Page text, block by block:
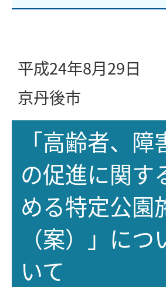
平成24年8月29日
京丹後市
「高齢者、
の促進に関す
める特定公園
（案）」に
いて